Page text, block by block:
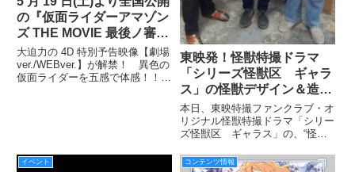
の『仮面ライダーアマゾン
ズ THE MOVIE 最後ノ審
判』は「仮面ライダー」シ
リーズ史上初 4D 上映だゾ
ン！
大迫力の 4D 特別予告映像【劇場
ver./WEBver.】が解禁！ 異色の
仮面ライダーを五感で体感！！
東映発！怪獣特撮ドラマ
「シリーズ怪獣区 ギャラ
ス」の怪獣デザイン＆造形
の方々による座談会を本日
敢行！2/8発売予定のHHに
て！
本日、東映特撮ファンクラブ・オ
リジナル怪獣特撮ドラマ「シリー
ズ怪獣区 ギャラス」の、“怪獣
座談会へ同行してまいりました！
イベント コンテンツ情報